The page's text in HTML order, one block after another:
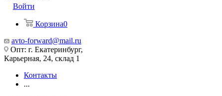
Войти
Корзина0
avto-forward@mail.ru
Опт: г. Екатеринбург,
Карьерная, 24, склад 1
Контакты
...